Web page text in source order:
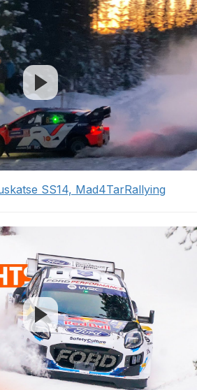
SS14, Mad4TarRallying